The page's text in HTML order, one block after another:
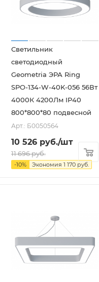
Светильник
светодиодный
Geometria ЭРА Ring
SPO-134-W-40K-056 56Вт
4000К 4200Лм IP40
800*800*80 подвесной
Арт.: Б0050564
10 526 руб./шт
11 696руб.
-10% Экономия 1 170 руб.